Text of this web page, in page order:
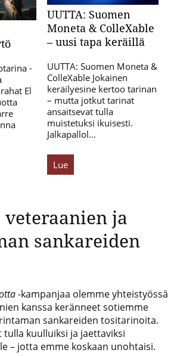
-
El
UUTTA: Suomen
Moneta & ColleXable
– uusi tapa keräillä
UUTTA: Suomen Moneta &
ColleXable Jokainen
keräilyesine kertoo tarinan
– mutta jotkut tarinat
ansaitsevat tulla
muistetuksi ikuisesti.
Jalkapallol…
Lue
veteraanien ja
sankareiden
-kampanjaa olemme yhteistyössä
kanssa keränneet sotiemme
sankareiden tositarinoita.
tulla kuulluiksi ja jaettaviksi
– jotta emme koskaan unohtaisi.